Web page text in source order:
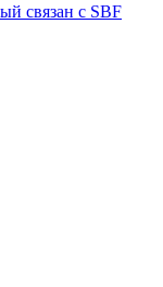
связан с SBF